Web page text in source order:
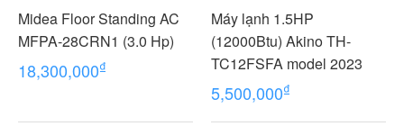
Midea Floor Standing AC
MFPA-28CRN1 (3.0 Hp)
18,300,000₫
Máy lạnh 1.5HP
(12000Btu) Akino TH-
TC12FSFA model 2023
5,500,000₫